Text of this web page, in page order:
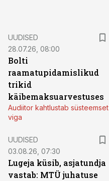
UUDISED
28.07.26, 08:00
Bolti
raamatupidamislikud
trikid
käibemaksuarvestuses
Audiitor kahtlustab süsteemset
viga
UUDISED
03.08.26, 07:30
Lugeja küsib, asjatundja
vastab: MTÜ juhatuse